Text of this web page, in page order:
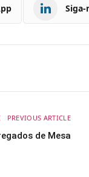
PREVIOUS ARTICLE
de Mesa